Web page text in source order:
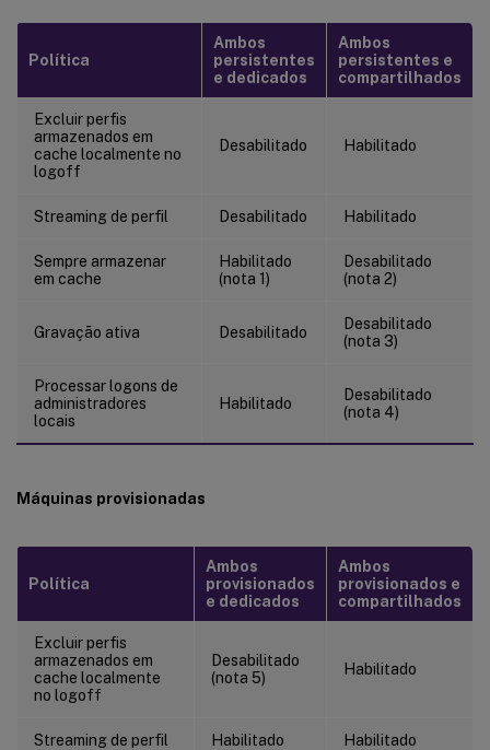
Política
Ambos
persistentes
e dedicados
Ambos
persistentes e
compartilhados
Excluir perfis
armazenados em
cache localmente no
logoff
Desabilitado Habilitado
Streaming de perfil Desabilitado Habilitado
Sempre armazenar
em cache
Habilitado
(nota 1)
Desabilitado
(nota 2)
Gravação ativa Desabilitado
Desabilitado
(nota 3)
Processar logons de
administradores
locais
Habilitado
Desabilitado
(nota 4)
Máquinas provisionadas
Política
Ambos
provisionados
e dedicados
Ambos
provisionados e
compartilhados
Excluir perfis
armazenados em
cache localmente
no logoff
Desabilitado
(nota 5)
Habilitado
Streaming de perfil Habilitado Habilitado